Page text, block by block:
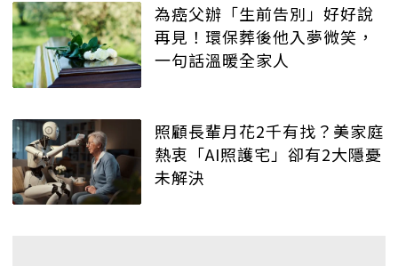
為癌父辦「生前告別」好好說
再見！環保葬後他入夢微笑，
一句話溫暖全家人
照顧長輩月花2千有找？美家庭
熱衷「AI照護宅」卻有2大隱憂
未解決